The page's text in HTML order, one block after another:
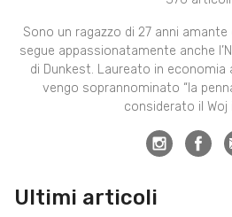
Sono un ragazzo di 27 anni amante
segue appassionatamente anche
di Dunkest. Laureato in economia
vengo soprannominato “la
considerato il Woj
Ultimi articoli